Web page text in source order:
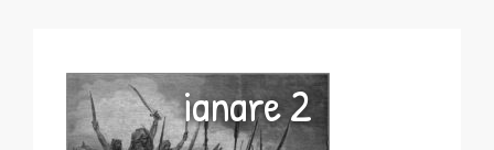
ianare 2